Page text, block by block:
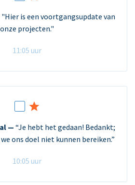
"Hier is een voortgangsupdate van
onze projecten."
11:05 uur
—“Je hebt het gedaan! Bedankt;
ons doel niet kunnen bereiken.”
10:05 uur